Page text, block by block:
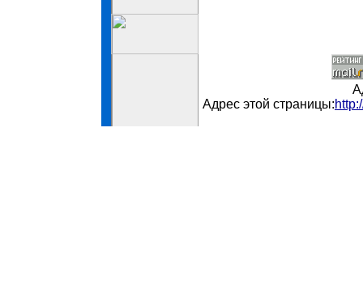
Адрес этой страницы: